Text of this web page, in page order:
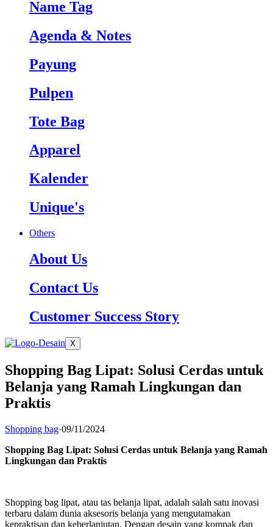
Name Tag
Agenda & Notes
Payung
Pulpen
Tote Bag
Apparel
Kalender
Unique's
Others
About Us
Contact Us
Customer Success Story
X
Shopping Bag Lipat: Solusi Cerdas untuk
Belanja yang Ramah Lingkungan dan
Praktis
Shopping bag·09/11/2024
Shopping Bag Lipat: Solusi Cerdas untuk Belanja yang Ramah
Lingkungan dan Praktis
Shopping bag lipat, atau tas belanja lipat, adalah salah satu inovasi
terbaru dalam dunia aksesoris belanja yang mengutamakan
kepraktisan dan keberlanjutan. Dengan desain yang kompak dan